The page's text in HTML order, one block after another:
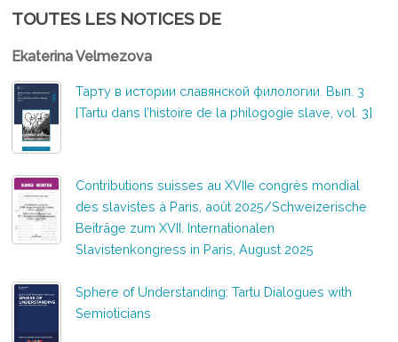
TOUTES LES NOTICES DE
Ekaterina Velmezova
Тарту в истории славянской филологии. Вып. 3
[Tartu dans l’histoire de la philogogie slave, vol. 3]
Contributions suisses au XVIIe congrès mondial
des slavistes à Paris, août 2025/Schweizerische
Beiträge zum XVII. Internationalen
Slavistenkongress in Paris, August 2025
Sphere of Understanding: Tartu Dialogues with
Semioticians